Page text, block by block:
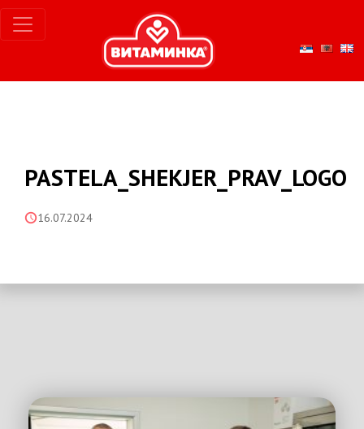
PASTELA_SHEKJER_PRAV_LOGO
16.07.2024